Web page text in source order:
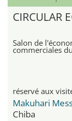
CIRCULAR
Salon de
commerciales
réservé aux
Makuhari
Chiba